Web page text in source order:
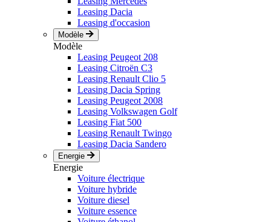
Leasing Dacia
Leasing d'occasion
Modèle
Modèle
Leasing Peugeot 208
Leasing Citroën C3
Leasing Renault Clio 5
Leasing Dacia Spring
Leasing Peugeot 2008
Leasing Volkswagen Golf
Leasing Fiat 500
Leasing Renault Twingo
Leasing Dacia Sandero
Energie
Energie
Voiture électrique
Voiture hybride
Voiture diesel
Voiture essence